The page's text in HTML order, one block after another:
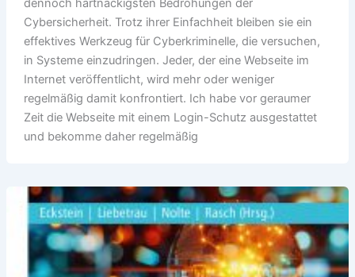
dennoch hartnäckigsten Bedrohungen der
Cybersicherheit. Trotz ihrer Einfachheit bleiben sie ein
effektives Werkzeug für Cyberkriminelle, die versuchen,
in Systeme einzudringen. Jeder, der eine Webseite im
Internet veröffentlicht, wird mehr oder weniger
regelmäßig damit konfrontiert. Ich habe vor geraumer
Zeit die Webseite mit einem Login-Schutz ausgestattet
und bekomme daher regelmäßig